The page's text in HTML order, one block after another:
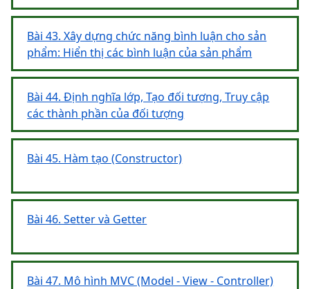
Bài 43. Xây dựng chức năng bình luận cho sản
phẩm: Hiển thị các bình luận của sản phẩm
Bài 44. Định nghĩa lớp, Tạo đối tượng, Truy cập
các thành phần của đối tượng
Bài 45. Hàm tạo (Constructor)
Bài 46. Setter và Getter
Bài 47. Mô hình MVC (Model - View - Controller)